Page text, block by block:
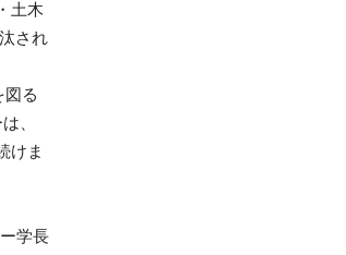
土木
され
図る
、
けま
学⻑